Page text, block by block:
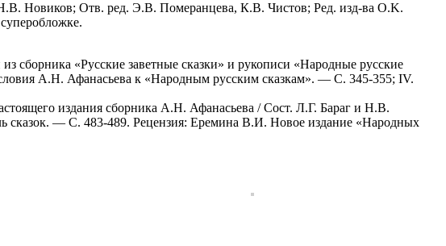
Новиков; Отв. ред. Э.В. Померанцева, К.В. Чистов; Ред. изд-ва O.K.
сборника «Русские заветные сказки» и рукописи «Народные русские
А.Н. Афанасьева к «Народным русским сказкам». — С. 345-355; IV.
издания сборника А.Н. Афанасьева / Сост. Л.Г. Бараг и Н.В.
сказок. — С. 483-489. Рецензия: Еремина В.И. Новое издание «Народных